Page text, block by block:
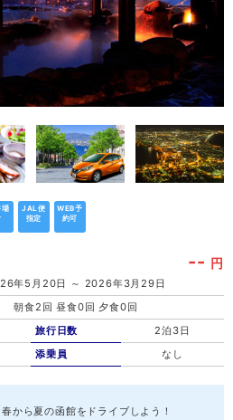
場
JAL便
指定
WEB予
約可
-- 円
年5月20日 ～ 2026年3月29日
朝食2回 昼食0回 夕食0回
旅行日数
2泊3日
添乗員
なし
から夏の函館をドライブしよう！